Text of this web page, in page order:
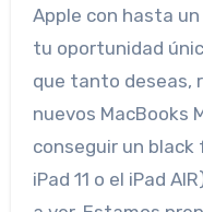
Apple con hasta
tu oportunidad
que tanto deseas,
nuevos MacBooks
conseguir un black
iPad 11 o el iPad